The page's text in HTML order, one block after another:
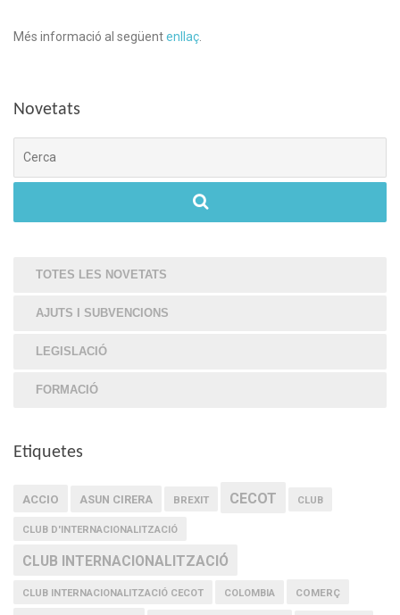
Més informació al següentenllaç
Novetats
TOTES LES NOVETATS
AJUTS I SUBVENCIONS
LEGISLACIÓ
FORMACIÓ
Etiquetes
ACCIO ASUN CIRERA BREXIT CECOT CLUB
CLUB D'INTERNACIONALITZACIÓ
CLUB INTERNACIONALITZACIÓ
CLUB INTERNACIONALITZACIÓ CECOT COLOMBIA COMERÇ